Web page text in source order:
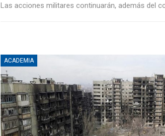
Las acciones militares continuarán, además del
ACADEMIA